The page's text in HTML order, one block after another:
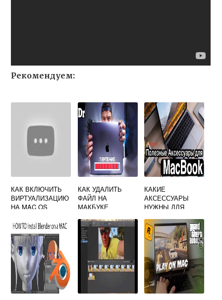
Рекомендуем:
КАК ВКЛЮЧИТЬ
ВИРТУАЛИЗАЦИЮ
НА MAC OS
КАК УДАЛИТЬ
ФАЙЛ НА
МАКБУКЕ
КАКИЕ
АКСЕССУАРЫ
НУЖНЫ ДЛЯ